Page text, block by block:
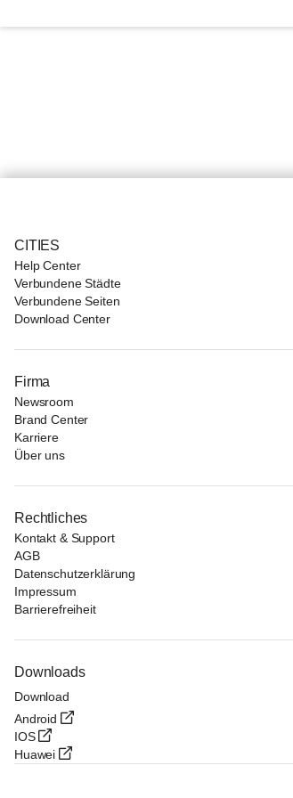
CITIES
Help Center
Verbundene Städte
Verbundene Seiten
Download Center
Firma
Newsroom
Brand Center
Karriere
Über uns
Rechtliches
Kontakt & Support
AGB
Datenschutzerklärung
Impressum
Barrierefreiheit
Downloads
Download
Android
IOS
Huawei